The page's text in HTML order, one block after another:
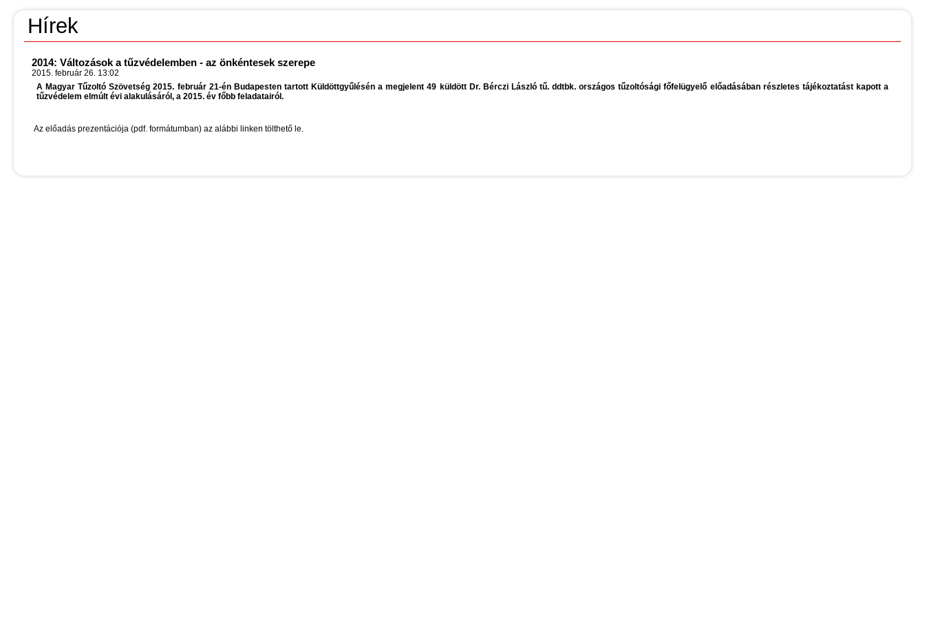
Hírek
2014: Változások a tűzvédelemben - az önkéntesek szerepe
2015. február 26. 13:02
A Magyar Tűzoltó Szövetség 2015. február 21-én Budapesten tartott Küldöttgyűlésén a megjelent 49 küldött Dr. Bérczi László tű. ddtbk. országos tűzoltósági főfelügyelő előadásában részletes tájékoztatást kapott a
tűzvédelem elmúlt évi alakulásáról, a 2015. év főbb feladatairól.
Az előadás prezentációja (pdf. formátumban) az alábbi linken tölthető le.